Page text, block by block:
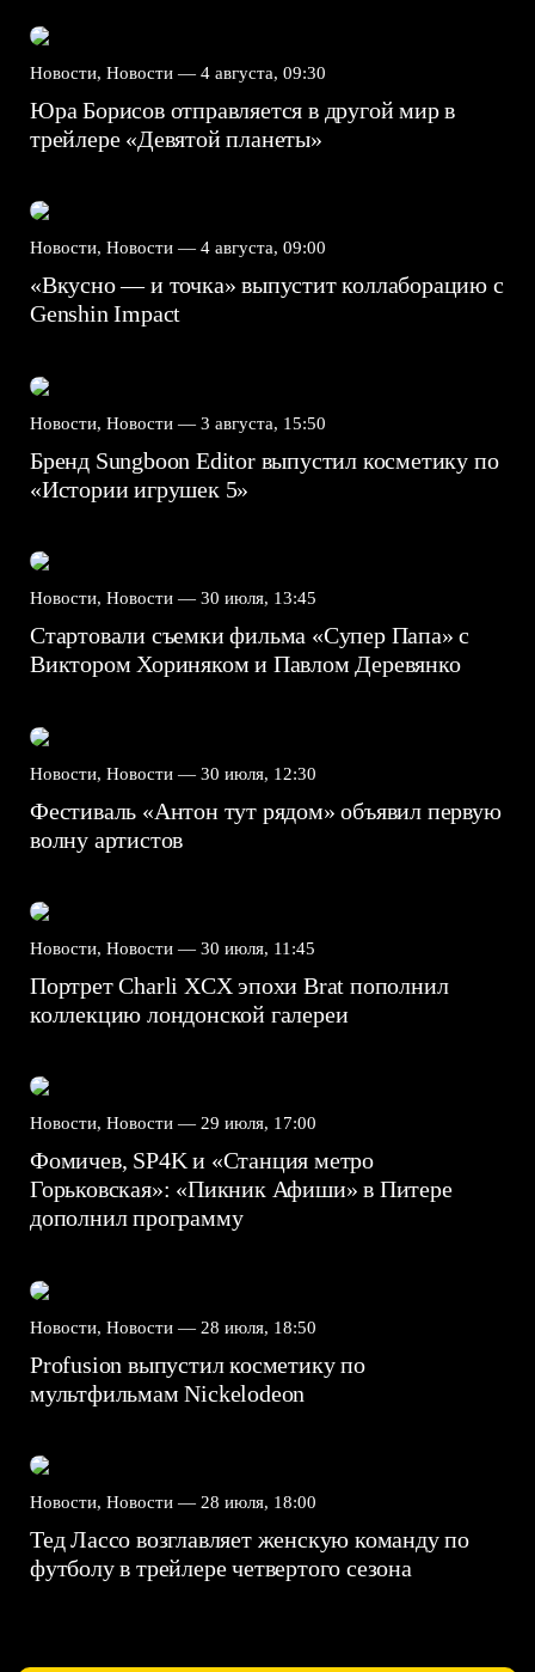
Новости, Новости — 4 августа, 09:30
Юра Борисов отправляется в другой мир в
трейлере «Девятой планеты»
Новости, Новости — 4 августа, 09:00
«Вкусно — и точка» выпустит коллаборацию с
Genshin Impact⁠⁠
Новости, Новости — 3 августа, 15:50
Бренд Sungboon Editor выпустил косметику по
«Истории игрушек 5»
Новости, Новости — 30 июля, 13:45
Стартовали съемки фильма «Супер Папа» с
Виктором Хориняком и Павлом Деревянко
Новости, Новости — 30 июля, 12:30
Фестиваль «Антон тут рядом» объявил первую
волну артистов
Новости, Новости — 30 июля, 11:45
Портрет Charli XCX эпохи Brat пополнил
коллекцию лондонской галереи
Новости, Новости — 29 июля, 17:00
Фомичев, SP4K и «Станция метро
Горьковская»: «Пикник Афиши» в Питере
дополнил программу
Новости, Новости — 28 июля, 18:50
Profusion выпустил косметику по
мультфильмам Nickelodeon
Новости, Новости — 28 июля, 18:00
Тед Лассо возглавляет женскую команду по
футболу в трейлере четвертого сезона